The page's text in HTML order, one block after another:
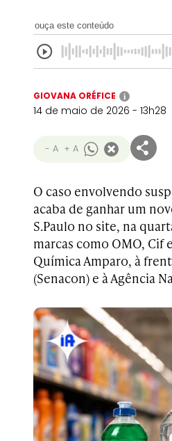
ouça este conteúdo
GIOVANA ORÉFICE i
14 de maio de 2026 - 13h28
- A + A
O caso envolvendo
acaba de ganhar um
S.Paulo no site, na
marcas como OMO,
Química Amparo, à
(Senacon) e à Agência